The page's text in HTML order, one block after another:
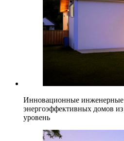
Инновационные инженерные
энергоэффективных домов
уровень